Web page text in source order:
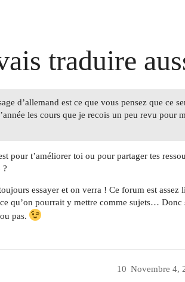
traduire
d’allemand est ce que vous pensez que ce
les cours que je recois un peu revu pour
t’améliorer toi ou pour partager tes
?
essayer et on verra ! Ce forum est assez
qu’on pourrait y mettre comme sujets… Donc
pas.
Novembre 4,
10